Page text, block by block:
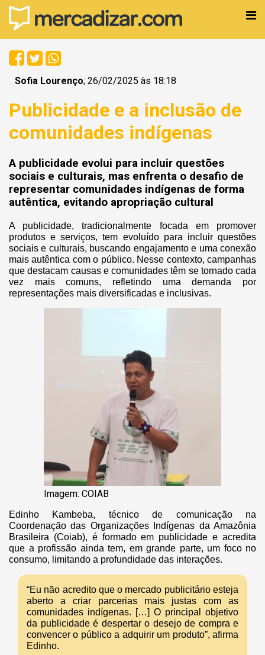
Sofia Lourenço; 26/02/2025 às 18:18
Publicidade e a inclusão de
comunidades indígenas
A publicidade evolui para incluir questões
sociais e culturais, mas enfrenta o desafio de
representar comunidades indígenas de forma
autêntica, evitando apropriação cultural
A publicidade, tradicionalmente focada em promover
produtos e serviços, tem evoluído para incluir questões
sociais e culturais, buscando engajamento e uma conexão
mais autêntica com o público. Nesse contexto, campanhas
que destacam causas e comunidades têm se tornado cada
vez mais comuns, refletindo uma demanda por
representações mais diversificadas e inclusivas.
Imagem: COIAB
Edinho Kambeba, técnico de comunicação na
Coordenação das Organizações Indígenas da Amazônia
Brasileira (Coiab), é formado em publicidade e acredita
que a profissão ainda tem, em grande parte, um foco no
consumo, limitando a profundidade das interações.
“Eu não acredito que o mercado publicitário esteja
aberto a criar parcerias mais justas com as
comunidades indígenas. […] O principal objetivo
da publicidade é despertar o desejo de compra e
convencer o público a adquirir um produto”, afirma
Edinho.